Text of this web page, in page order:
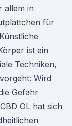
allem in
für
ist ein
Techniken,
Wird
Gefahr
ÖL hat sich